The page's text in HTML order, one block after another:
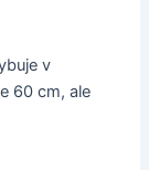
v
60 cm, ale